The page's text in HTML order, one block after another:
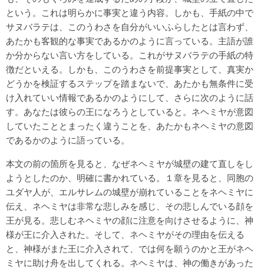
という。これは明らかに事実と違う内容。しかも、手紙の中で
サヌバラテは、このうわさを自分がいいふらしたとは言わず、
あたかも客観的な事実であるかのように言っている。主語が誰
か分からない言い方をしている。これがサヌバラテの手紙の特
徴だといえる。しかも、このうわさを前提事実として、真実か
どうかを検証するステップを踏まないで、あたかも無条件に受
け入れていい情報であるかのようにして、さらに次のように話
す。あなたは彼らの王になろうとしていると。ネヘミヤが意図
していたこととまったく違うことを、あたかもネヘミヤの意図
であるかのように語っている。
本文の前の箇所を見ると、なぜネヘミヤが城壁の建て直しをし
ようとしたのか、明確に書かれている。１章を見ると、同胞の
ユダヤ人が、エルサレムの城壁が崩れていることをネヘミヤに
伝え、ネヘミヤは非常な悲しみを感じ、その悲しんでいる顔を
王が見る。悲しむネヘミヤの顔に注意を向けさせるように、神
様が王に介入された。そして、ネヘミヤがその理由を伝える
と、神様がまた王に介入されて、では何を願うのかと王がネヘ
ミヤに助け舟を出してくれる。ネヘミヤは、神の働きがあった